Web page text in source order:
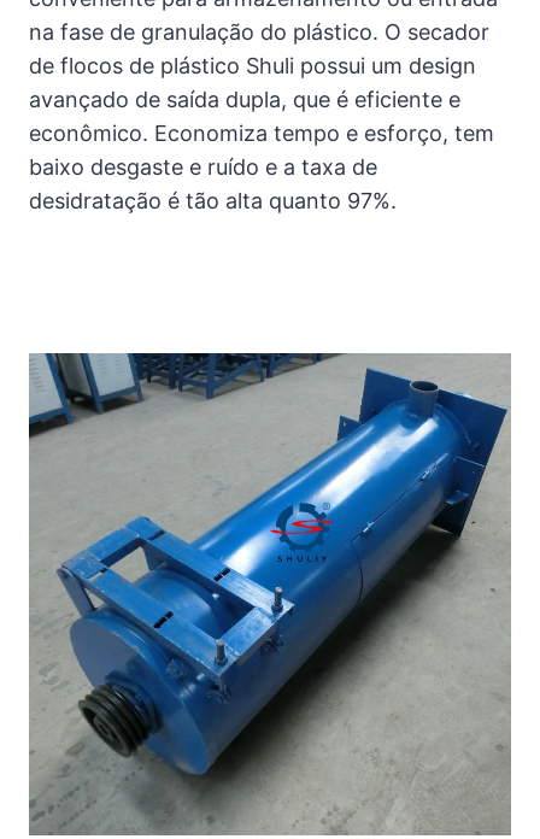
na fase de granulação do plástico. O secador
de flocos de plástico Shuli possui um design
avançado de saída dupla, que é eficiente e
econômico. Economiza tempo e esforço, tem
baixo desgaste e ruído e a taxa de
desidratação é tão alta quanto 97%.